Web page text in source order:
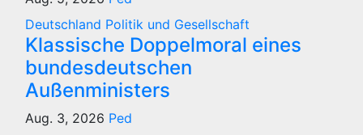
Deutschland Politik und Gesellschaft
Klassische Doppelmoral eines
bundesdeutschen
Außenministers
Aug. 3, 2026 Ped